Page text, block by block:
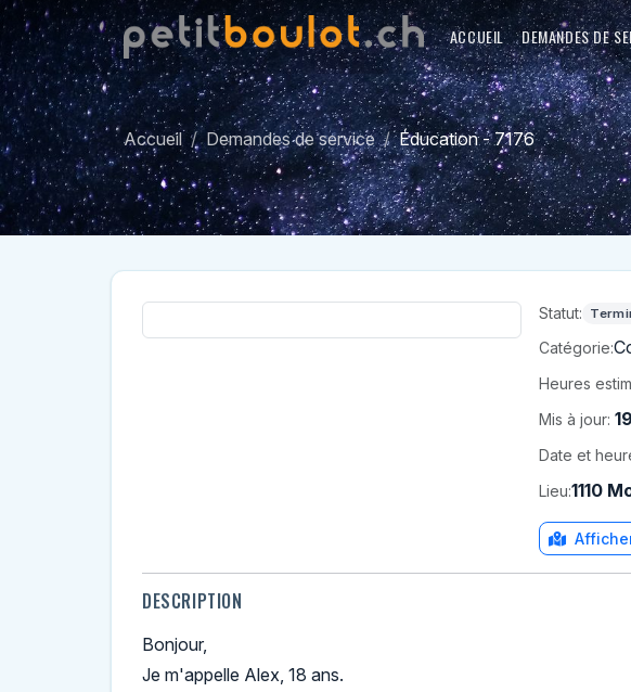
ACCUEIL DEMANDES DE
Accueil Demandes de service Éducation - 7176
Statut:
Catégorie:
Heures
Mis à jour:
Date et
Lieu:1110
DESCRIPTION
Bonjour,
Je m'appelle Alex, 18 ans.